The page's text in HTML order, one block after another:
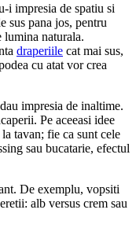
i impresia de spatiu si
sus pana jos, pentru
lumina naturala.
draperiile cat mai sus,
cu atat vor crea
impresia de inaltime.
Pe aceeasi idee
tavan; fie ca sunt cele
sau bucatarie, efectul
De exemplu, vopsiti
alb versus crem sau